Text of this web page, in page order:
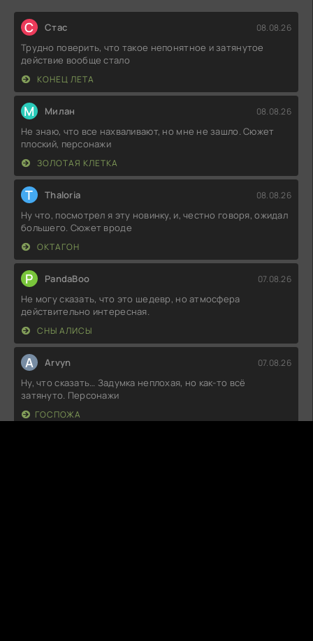
С Стас 08.08.26
Трудно поверить, что такое непонятное и затянутое
действие вообще стало
КОНЕЦ ЛЕТА
М Милан 08.08.26
Не знаю, что все нахваливают, но мне не зашло. Сюжет
плоский, персонажи
ЗОЛОТАЯ КЛЕТКА
T Thaloria 08.08.26
Ну что, посмотрел я эту новинку, и, честно говоря, ожидал
большего. Сюжет вроде
ОКТАГОН
P PandaBoo 07.08.26
Не могу сказать, что это шедевр, но атмосфера
действительно интересная.
СНЫ АЛИСЫ
A Arvyn 07.08.26
Ну, что сказать… Задумка неплохая, но как-то всё
затянуто. Персонажи
ГОСПОЖА